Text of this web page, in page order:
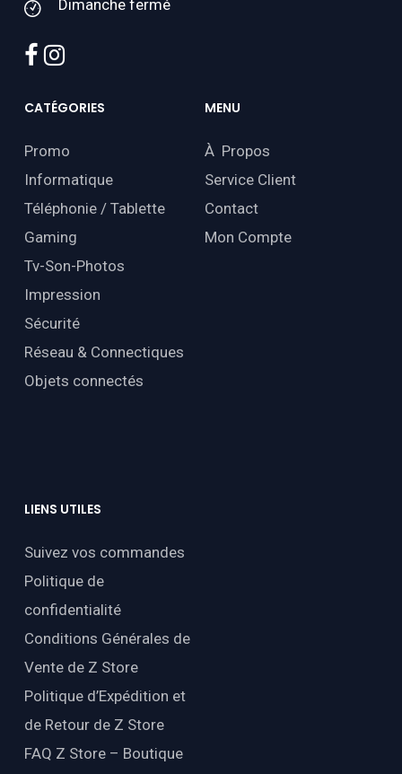
Dimanche fermé
facebook
instagram
CATÉGORIES
Promo
Informatique
Téléphonie / Tablette
Gaming
Tv-Son-Photos
Impression
Sécurité
Réseau & Connectiques
Objets connectés
MENU
À Propos
Service Client
Contact
Mon Compte
LIENS UTILES
Suivez vos commandes
Politique de
confidentialité
Conditions Générales de
Vente de Z Store
Politique d’Expédition et
de Retour de Z Store
FAQ Z Store – Boutique